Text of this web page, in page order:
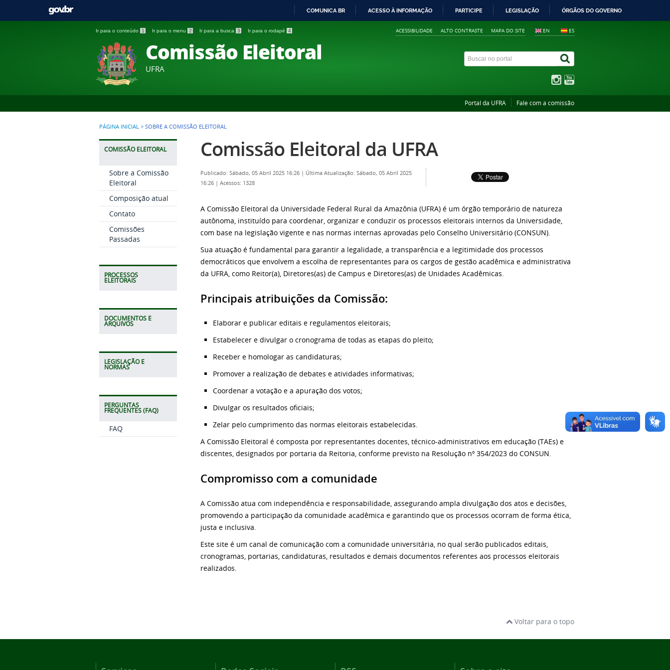
COMUNICA BR ACESSO À INFORMAÇÃO PARTICIPE LEGISLAÇÃO ÓRGÃOS DO GOVERNO
Ir para o conteúdo 1 Ir para o menu 2 Ir para a busca 3 Ir para o rodapé 4 EN ES
ACESSIBILIDADE ALTO CONTRASTE MAPA DO SITE
Comissão Eleitoral
UFRA
Portal da UFRA Fale com a comissão
PÁGINA INICIAL > SOBRE A COMISSÃO ELEITORAL
COMISSÃO ELEITORAL
Sobre a Comissão
Eleitoral
Composição atual
Contato
Comissões
Passadas
PROCESSOS
ELEITORAIS
DOCUMENTOS E
ARQUIVOS
LEGISLAÇÃO E
NORMAS
PERGUNTAS
FREQUENTES (FAQ)
FAQ
Comissão Eleitoral da UFRA
Publicado: Sábado, 05 Abril 2025 16:26 | Última Atualização: Sábado, 05 Abril 2025
16:26 | Acessos: 1328
A Comissão Eleitoral da Universidade Federal Rural da Amazônia (UFRA) é um órgão temporário de natureza
autônoma, instituído para coordenar, organizar e conduzir os processos eleitorais internos da Universidade,
com base na legislação vigente e nas normas internas aprovadas pelo Conselho Universitário (CONSUN).
Sua atuação é fundamental para garantir a legalidade, a transparência e a legitimidade dos processos
democráticos que envolvem a escolha de representantes para os cargos de gestão acadêmica e administrativa
da UFRA, como Reitor(a), Diretores(as) de Campus e Diretores(as) de Unidades Acadêmicas.
Principais atribuições da Comissão:
Elaborar e publicar editais e regulamentos eleitorais;
Estabelecer e divulgar o cronograma de todas as etapas do pleito;
Receber e homologar as candidaturas;
Promover a realização de debates e atividades informativas;
Coordenar a votação e a apuração dos votos;
Divulgar os resultados oficiais;
Zelar pelo cumprimento das normas eleitorais estabelecidas.
A Comissão Eleitoral é composta por representantes docentes, técnico-administrativos em educação (TAEs) e
discentes, designados por portaria da Reitoria, conforme previsto na Resolução nº 354/2023 do CONSUN.
Compromisso com a comunidade
A Comissão atua com independência e responsabilidade, assegurando ampla divulgação dos atos e decisões,
promovendo a participação da comunidade acadêmica e garantindo que os processos ocorram de forma ética,
justa e inclusiva.
Este site é um canal de comunicação com a comunidade universitária, no qual serão publicados editais,
cronogramas, portarias, candidaturas, resultados e demais documentos referentes aos processos eleitorais
realizados.
Voltar para o topo